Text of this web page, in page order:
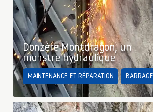
Donzère Montdragon, un
monstre hydraulique
MAINTENANCE ET RÉPARATION BARRAGE